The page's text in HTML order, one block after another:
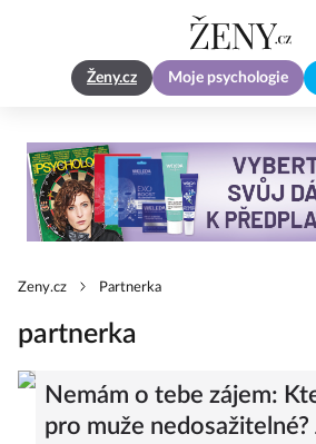
Ženy.cz Moje psychologie
Zeny.cz Partnerka
partnerka
Nemám o tebe zájem:
pro muže